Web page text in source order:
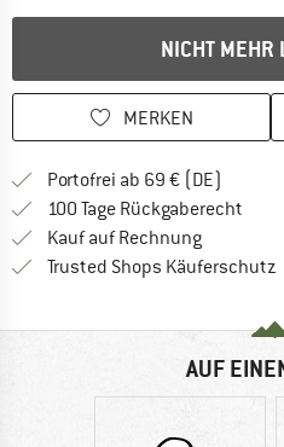
NICHT MEHR
MERKEN
Portofrei ab 69 € (DE)
100 Tage Rückgaberecht
Kauf auf RechnungFinde die
Trusted Shops Käuferschutz
AUF